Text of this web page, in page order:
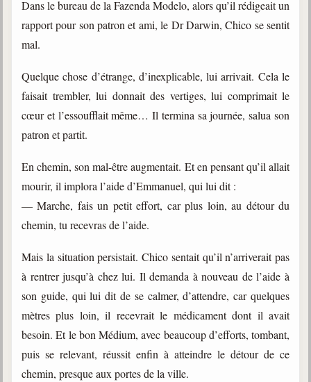
Dans le bureau de la Fazenda Modelo, alors qu’il rédigeait un
rapport pour son patron et ami, le Dr Darwin, Chico se sentit
mal.
Quelque chose d’étrange, d’inexplicable, lui arrivait. Cela le
faisait trembler, lui donnait des vertiges, lui comprimait le
cœur et l’essoufflait même… Il termina sa journée, salua son
patron et partit.
En chemin, son mal-être augmentait. Et en pensant qu’il allait
mourir, il implora l’aide d’Emmanuel, qui lui dit :
— Marche, fais un petit effort, car plus loin, au détour du
chemin, tu recevras de l’aide.
Mais la situation persistait. Chico sentait qu’il n’arriverait pas
à rentrer jusqu’à chez lui. Il demanda à nouveau de l’aide à
son guide, qui lui dit de se calmer, d’attendre, car quelques
mètres plus loin, il recevrait le médicament dont il avait
besoin. Et le bon Médium, avec beaucoup d’efforts, tombant,
puis se relevant, réussit enfin à atteindre le détour de ce
chemin, presque aux portes de la ville.